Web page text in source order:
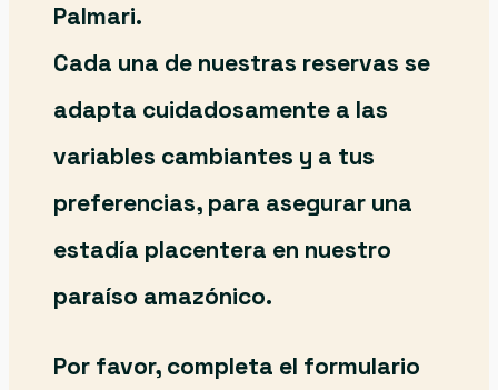
Palmari.
Cada una de nuestras reservas se
adapta cuidadosamente a las
variables cambiantes y a tus
preferencias, para asegurar una
estadía placentera en nuestro
paraíso amazónico.
Por favor, completa el formulario